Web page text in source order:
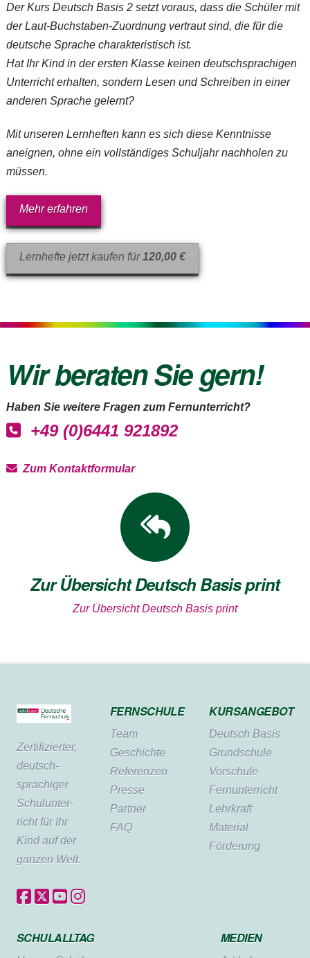
Der Kurs Deutsch Basis 2setzt voraus, dass die Schüler mit
der Laut-Buchstaben-Zuordnung vertraut sind, die für die
deutsche Sprache charakteristisch ist.
Hat Ihr Kind in der ersten Klasse keinen deutschsprachigen
Unterricht erhalten, sondern Lesen und Schreiben in einer
anderen Sprache gelernt?
Mit unseren Lernheften kann es sich diese Kenntnisse
aneignen, ohne ein vollständiges Schuljahr nachholen zu
müssen.
Mehr erfahren
Lernhefte jetzt kaufen für120,00 €
Wir beraten Sie gern!
Haben Sie weitere Fragen zum Fernunterricht?
+49 (0)6441 921892
Zum Kontaktformular
Zur Übersicht Deutsch Basis print
Zur Übersicht Deutsch Basis print
Zertifi­zierter,
deutsch­
sprachiger
Schul­unter­
richt für Ihr
Kind auf der
ganzen Welt.
FERNSCHULE
Team
Geschichte
Referenzen
Presse
Partner
FAQ
KURSANGEBOT
Deutsch Basis
Grundschule
Vorschule
Fernunterricht
Lehrkraft
Material
Förderung
SCHULALLTAG MEDIEN